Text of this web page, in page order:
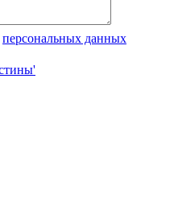
персональных данных